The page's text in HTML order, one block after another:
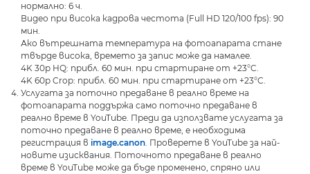
нормално: 6 ч.
Видео при висока кадрова честота (Full HD 120/100 fps): 90
мин.
Ако вътрешната температура на фотоапарата стане
твърде висока, времето за запис може да намалее.
4K 30p HQ: прибл. 60 мин. при стартиране от +23°C.
4K 60p Crop: прибл. 60 мин. при стартиране от +23°C.
Услугата за поточно предаване в реално време на
фотоапарата поддържа само поточно предаване в
реално време в YouTube. Преди да използвате услугата за
поточно предаване в реално време, е необходима
регистрация в image.canon. Проверете в YouTube за най-
новите изисквания. Поточното предаване в реално
време в YouTube може да бъде променено, спряно или